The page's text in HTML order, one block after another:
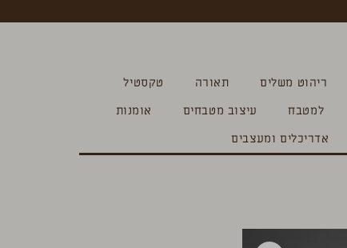
ריהוט משלים תאורה
טקסטיל
למטבח עיצוב מטבחים
אומנות
אדריכלים ומעצבים